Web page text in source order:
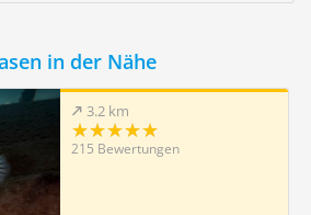
in der Nähe
3.2 km
215 Bewertungen